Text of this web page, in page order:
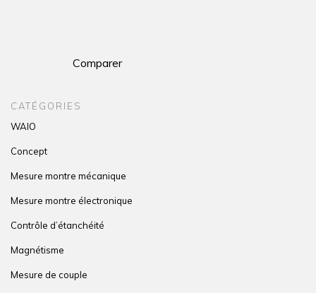
Comparer
CATÉGORIES
WAIO
Concept
Mesure montre mécanique
Mesure montre électronique
Contrôle d’étanchéité
Magnétisme
Mesure de couple